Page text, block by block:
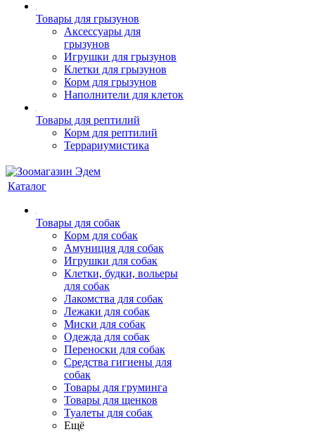
Товары для грызунов
Аксессуары для
грызунов
Игрушки для грызунов
Клетки для грызунов
Корм для грызунов
Наполнители для клеток
Товары для рептилий
Корм для рептилий
Террариумистика
Каталог
Товары для собак
Корм для собак
Амуниция для собак
Игрушки для собак
Клетки, будки, вольеры
для собак
Лакомства для собак
Лежаки для собак
Миски для собак
Одежда для собак
Переноски для собак
Средства гигиены для
собак
Товары для груминга
Товары для щенков
Туалеты для собак
Ещё